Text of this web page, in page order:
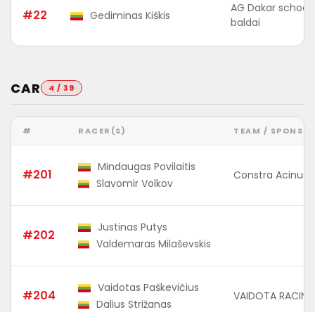
#22 Gediminas Kiškis
AG Dakar school
baldai
CAR 4 / 39
# RACER(S) TEAM /
#201
Mindaugas Povilaitis
Slavomir Volkov
Constra Acinus
#202
Justinas Putys
Valdemaras Milaševskis
#204
Vaidotas Paškevičius
Dalius Strižanas
VAIDOTA